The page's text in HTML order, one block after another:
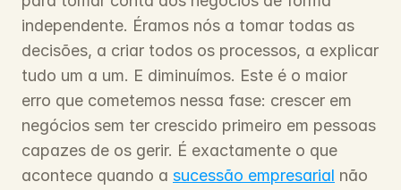
independente. Éramos nós a tomar todas as
decisões, a criar todos os processos, a explicar
tudo um a um. E diminuímos. Este é o maior
erro que cometemos nessa fase: crescer em
negócios sem ter crescido primeiro em pessoas
capazes de os gerir. É exactamente o que
acontece quando a sucessão empresarial não